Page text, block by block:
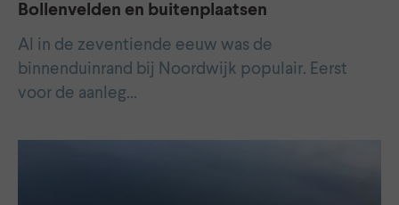
Bollenvelden en buitenplaatsen
Al in de zeventiende eeuw was de
binnenduinrand bij Noordwijk populair. Eerst
voor de aanleg…